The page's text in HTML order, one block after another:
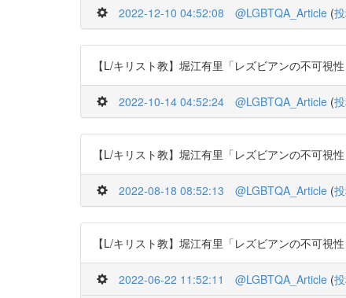
2022-12-10 04:52:08 @LGBTQA_Article (
【L/キリスト教】堀江有里「レズビアンの不可
2022-10-14 04:52:24 @LGBTQA_Article (
【L/キリスト教】堀江有里「レズビアンの不可
2022-08-18 08:52:13 @LGBTQA_Article (
【L/キリスト教】堀江有里「レズビアンの不可
2022-06-22 11:52:11 @LGBTQA_Article (